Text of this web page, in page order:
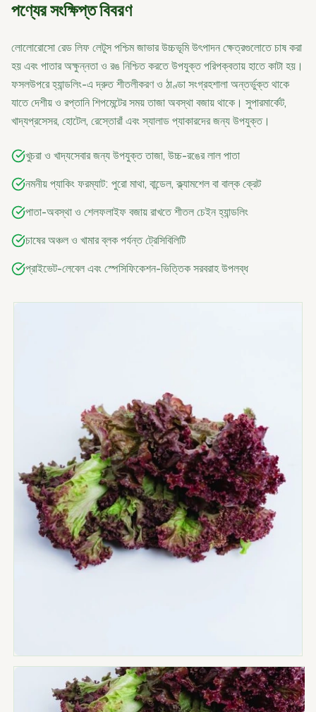
পণ্যের সংক্ষিপ্ত বিবরণ
লোলোরোসো রেড লিফ লেটুস পশ্চিম জাভার উচ্চভূমি উৎপাদন ক্ষেত্রগুলোতে চাষ করা
হয় এবং পাতার অক্ষুন্নতা ও রঙ নিশ্চিত করতে উপযুক্ত পরিপক্বতায় হাতে কাটা হয়।
ফসলউপরে হ্যান্ডলিং-এ দ্রুত শীতলীকরণ ও ঠাণ্ডা সংগ্রহশালা অন্তর্ভুক্ত থাকে
যাতে দেশীয় ও রপ্তানি শিপমেন্টের সময় তাজা অবস্থা বজায় থাকে। সুপারমার্কেট,
খাদ্যপ্রসেসর, হোটেল, রেস্তোরাঁ এবং স্যালাড প্যাকারদের জন্য উপযুক্ত।
খুচরা ও খাদ্যসেবার জন্য উপযুক্ত তাজা, উচ্চ-রঙের লাল পাতা
নমনীয় প্যাকিং ফরম্যাট: পুরো মাথা, বান্ডেল, ক্ল্যামশেল বা বাল্ক ক্রেট
পাতা-অবস্থা ও শেলফলাইফ বজায় রাখতে শীতল চেইন হ্যান্ডলিং
চাষের অঞ্চল ও খামার ব্লক পর্যন্ত ট্রেসিবিলিটি
প্রাইভেট-লেবেল এবং স্পেসিফিকেশন-ভিত্তিক সরবরাহ উপলব্ধ